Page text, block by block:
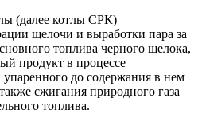
(далее котлы СРК)
щелочи и выработки пара за
топлива черного щелока,
продукт в процессе
до содержания в нем
сжигания природного газа
топлива.